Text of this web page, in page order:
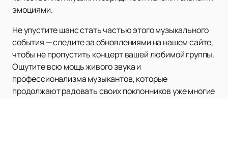
эмоциями.
Не упустите шанс стать частью этого музыкального
события — следите за обновлениями на нашем сайте,
чтобы не пропустить концерт вашей любимой группы.
Ощутите всю мощь живого звука и
профессионализма музыкантов, которые
продолжают радовать своих поклонников уже многие